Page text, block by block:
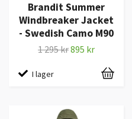
Brandit Summer
Windbreaker Jacket
- Swedish Camo M90
1 295 kr895 kr
I lager